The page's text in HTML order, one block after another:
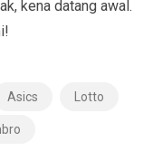
, kena datang awal.
Asics Lotto